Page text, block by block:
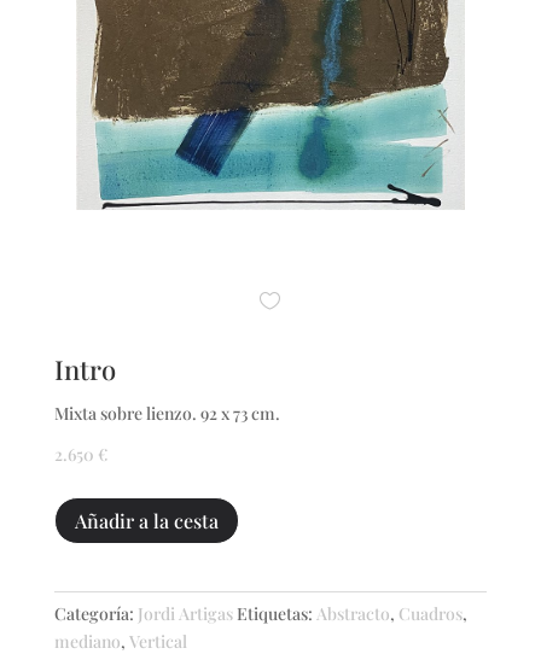
Intro
Mixta sobre lienzo. 92 x 73 cm.
2.650 €
Intro
cantidad
Añadir a la cesta
Categoría: Jordi Artigas Etiquetas: Abstracto, Cuadros,
mediano, Vertical